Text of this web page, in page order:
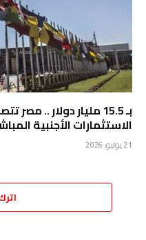
بـ 15.5 مليار دولار ..
الاستثمارات الأجنبية
21 يوليو، 2026